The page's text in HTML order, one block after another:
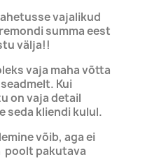
vajalikud
summa eest
välja!!
vaja maha võtta
Kui
on vaja detail
seda kliendi kulul.
võib, aga ei
pakutava